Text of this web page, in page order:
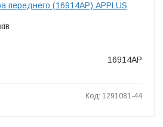
переднего (16914AP) APPLUS
16914AP
Код: 1291081-44